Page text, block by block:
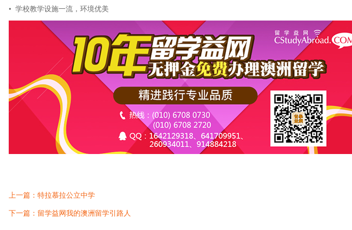
• 学校教学设施一流，环境优美
上一篇：特拉慕拉公立中学
下一篇：留学益网我的澳洲留学引路人